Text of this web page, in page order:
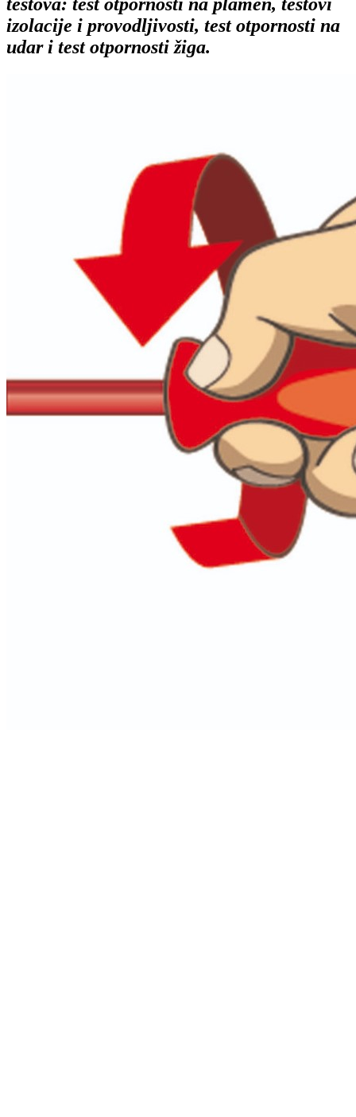
izolacije i provodljivosti, test otpornosti na
udar i test otpornosti žiga.